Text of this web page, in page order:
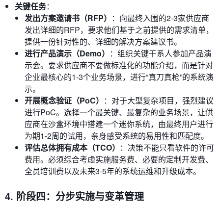
关键任务：
发出方案邀请书（RFP） ：向最终入围的2-3家供应商
发出详细的RFP，要求他们基于之前提供的需求清单，
提供一份针对性的、详细的解决方案建议书。
进行产品演示（Demo） ：组织关键干系人参加产品演
示会。要求供应商不要做标准化的功能介绍，而是针对
企业最核心的1-3个业务场景，进行“真刀真枪”的系统演
示。
开展概念验证（PoC） ：对于大型复杂项目，强烈建议
进行PoC。选择一个最关键、最复杂的业务场景，让供
应商在沙盒环境中搭建一个迷你系统，由最终用户进行
为期1-2周的试用，亲身感受系统的易用性和匹配度。
评估总体拥有成本（TCO） ：决策不能只看软件的许可
费用。必须综合考虑实施服务费、必要的定制开发费、
全员培训费以及未来3-5年的系统运维和升级成本。
4. 阶段四：分步实施与变革管理